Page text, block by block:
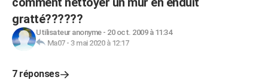
gratté??????
Utilisateur anonyme- 20 oct. 2009 à 11:34
Ma07- 3 mai 2020 à 12:17
7 réponses